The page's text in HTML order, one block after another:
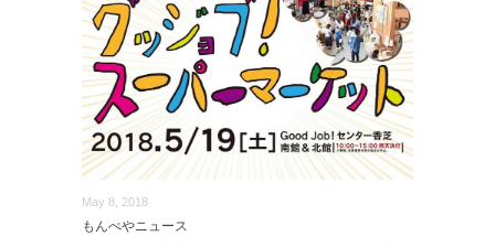
May 8, 2018
もんぺやニュース